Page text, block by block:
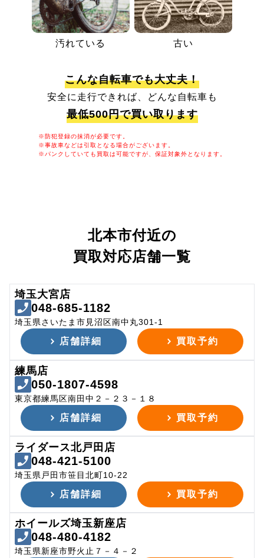
汚れている 古い
こんな自転車でも大丈夫！
安全に走行できれば、どんな自転車も
最低500円で買い取ります
※防犯登録の抹消が必要です。
※事故車などは引取となる場合がございます。
※パンクしていても買取は可能ですが、保証対象外となります。
北本市付近の
買取対応店舗一覧
埼玉大宮店
048-685-1182
埼玉県さいたま市見沼区南中丸301-1
店舗詳細 買取予約
練馬店
050-1807-4598
東京都練馬区南田中２－２３－１８
店舗詳細 買取予約
ライダース北戸田店
048-421-5100
埼玉県戸田市笹目北町10-22
店舗詳細 買取予約
ホイールズ埼玉新座店
048-480-4182
埼玉県新座市野火止７－４－２